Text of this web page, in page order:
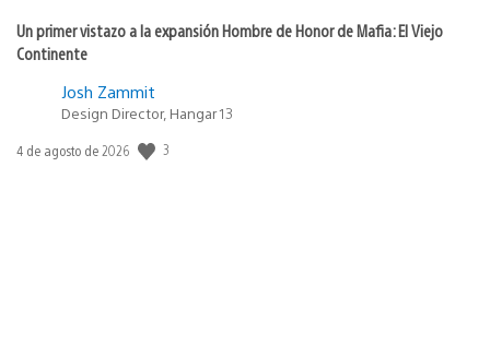
Un primer vistazo a la expansión Hombre de Honor de Mafia: El Viejo
Continente
Josh Zammit
Design Director, Hangar 13
Fecha
4 de agosto de 2026 3